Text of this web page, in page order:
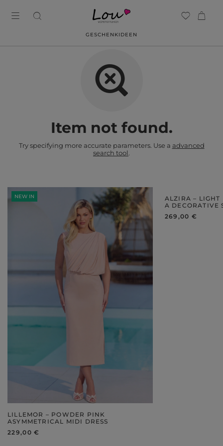
GESCHENKIDEEN
Item not found.
Try specifying more accurate parameters. Use a advanced
search tool.
NEW IN
LILLEMOR – POWDER PINK
ASYMMETRICAL MIDI DRESS
229,00 €
NEW IN
ALZIRA – LIGHT
A DECORATIVE
269,00 €